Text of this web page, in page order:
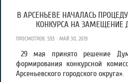
В АРСЕНЬЕВЕ НАЧАЛАСЬ
КОНКУРСА НА ЗАМЕЩЕНИЕ
ПРОСМОТРОВ: 593 · МАЙ 30, 2019
29 мая принято решение
формирования конкурсной
Арсеньевского городского округа».